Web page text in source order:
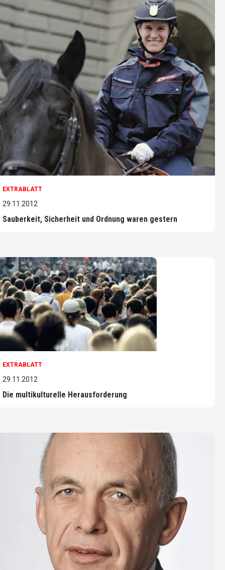
EXTRABLATT
29.11.2012
Sauberkeit, Sicherheit und Ordnung waren gestern
EXTRABLATT
29.11.2012
Die multikulturelle Herausforderung